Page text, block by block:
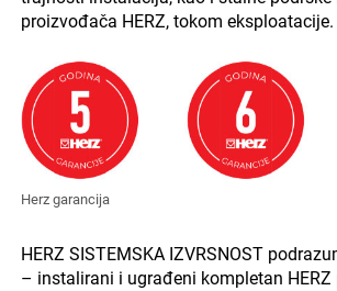
proizvođača HERZ, tokom eksploatacije.
Herz garancija
HERZ SISTEMSKA IZVRSNOST
– instalirani i ugrađeni kompletan